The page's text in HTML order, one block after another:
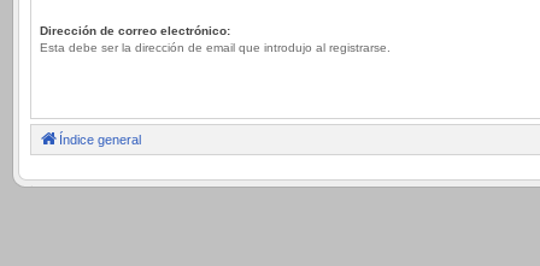
Dirección de correo electrónico:
Esta debe ser la dirección de email que introdujo al registrarse.
Índice general
.